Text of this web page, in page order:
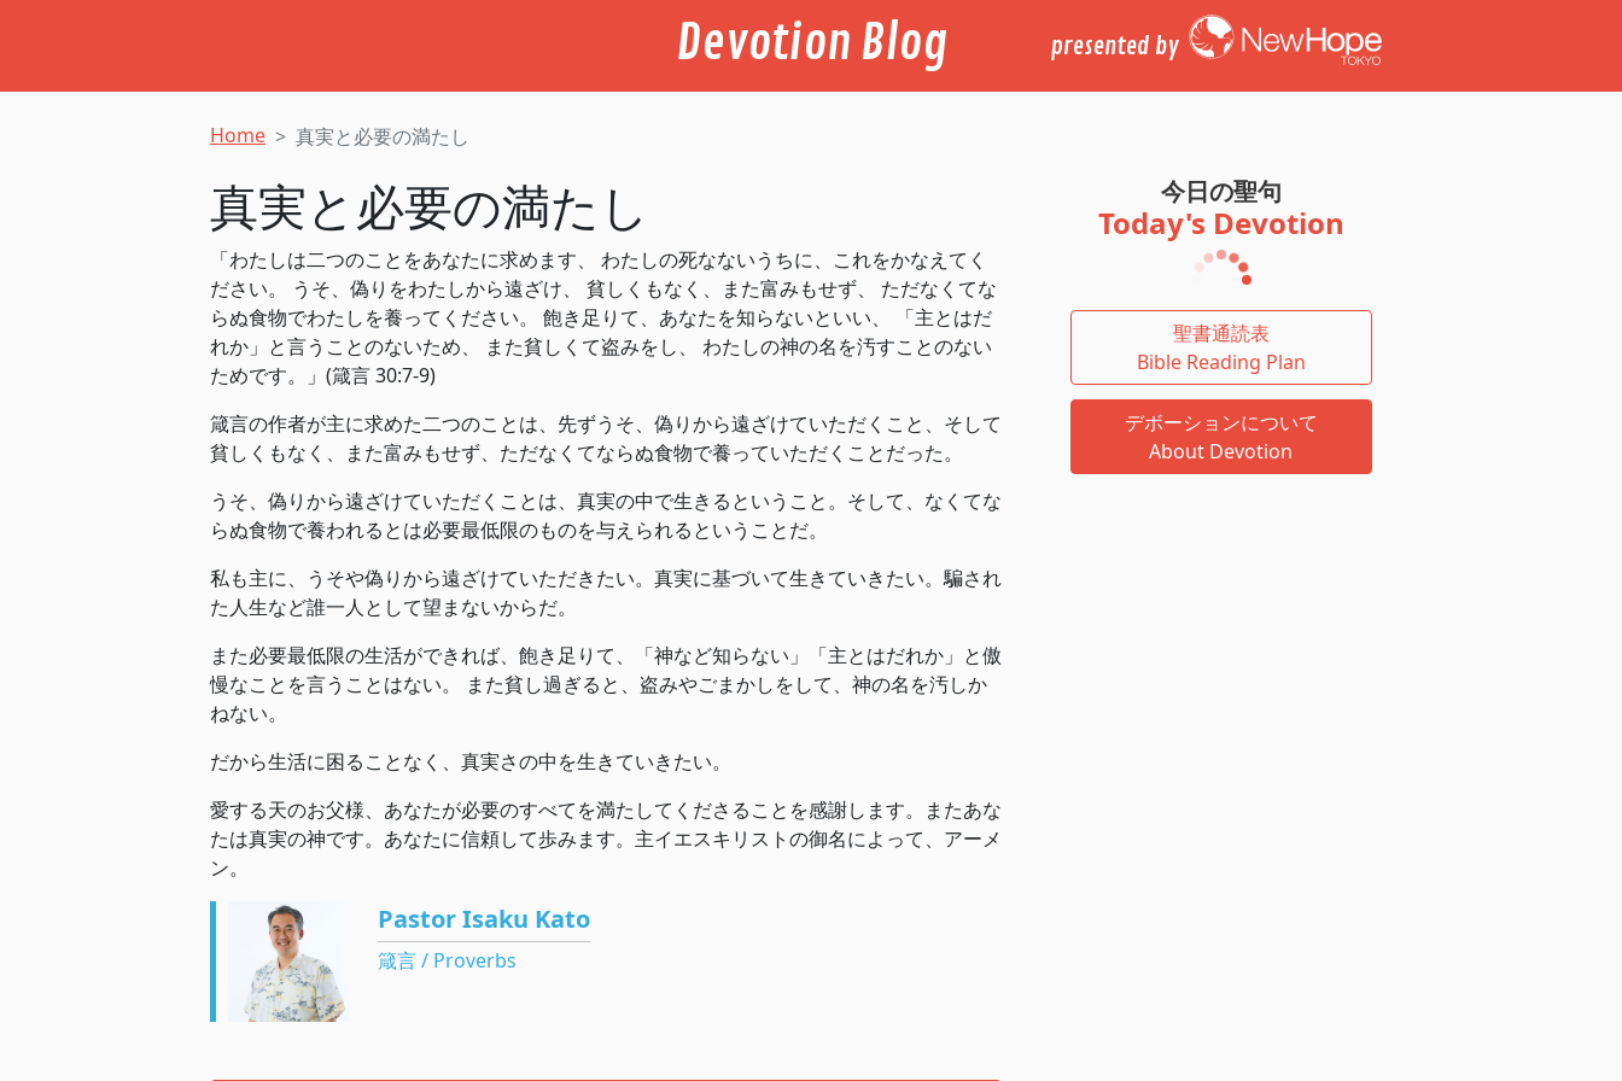
Devotion Blog presented by
Home 真実と必要の満たし
真実と必要の満たし
「わたしは二つのことをあなたに求めます、 わたしの死なないうちに、これをかなえてく
ださい。 うそ、偽りをわたしから遠ざけ、 貧しくもなく、また富みもせず、 ただなくてな
らぬ食物でわたしを養ってください。 飽き足りて、あなたを知らないといい、 「主とはだ
れか」と言うことのないため、 また貧しくて盗みをし、 わたしの神の名を汚すことのない
ためです。」(箴言 30:7-9)
箴言の作者が主に求めた二つのことは、先ずうそ、偽りから遠ざけていただくこと、そして
貧しくもなく、また富みもせず、ただなくてならぬ食物で養っていただくことだった。
うそ、偽りから遠ざけていただくことは、真実の中で生きるということ。そして、なくてな
らぬ食物で養われるとは必要最低限のものを与えられるということだ。
私も主に、うそや偽りから遠ざけていただきたい。真実に基づいて生きていきたい。騙され
た人生など誰一人として望まないからだ。
また必要最低限の生活ができれば、飽き足りて、「神など知らない」「主とはだれか」と傲
慢なことを言うことはない。 また貧し過ぎると、盗みやごまかしをして、神の名を汚しか
ねない。
だから生活に困ることなく、真実さの中を生きていきたい。
愛する天のお父様、あなたが必要のすべてを満たしてくださることを感謝します。またあな
たは真実の神です。あなたに信頼して歩みます。主イエスキリストの御名によって、アーメ
ン。
Pastor Isaku Kato
箴言 / Proverbs
今日の聖句
Today's Devotion
聖書通読表
Bible Reading Plan
デボーションについて
About Devotion